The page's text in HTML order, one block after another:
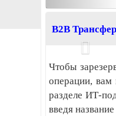
B2B
Чтобы
операции, вам
разделе ИТ-
введя